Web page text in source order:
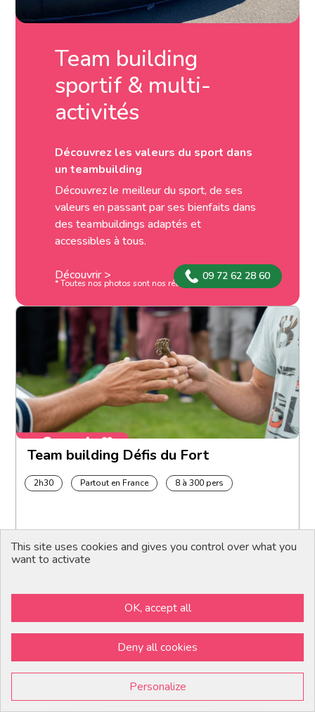
Team building
sportif & multi-
activités
Découvrez les valeurs du sport dans
un teambuilding
Découvrez le meilleur du sport, de ses
valeurs en passant par ses bienfaits dans
des teambuildings adaptés et
accessibles à tous.
Découvrir >
* Toutes nos photos sont nos réalisations
09 72 62 28 60
Team building Défis du Fort
2h30 Partout en France 8 à 300 pers
This site uses cookies and gives you control over what you
want to activate
OK, accept all
Deny all cookies
Personalize